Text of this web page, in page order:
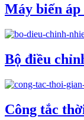
Máy biến
Bộ điều
Công tắc